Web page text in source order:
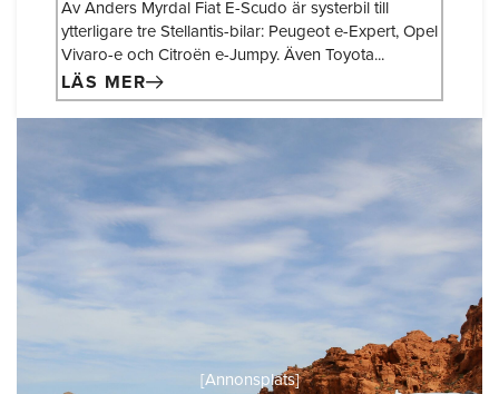
Av Anders Myrdal Fiat E-Scudo är systerbil till
ytterligare tre Stellantis-bilar: Peugeot e-Expert, Opel
Vivaro-e och Citroën e-Jumpy. Även Toyota...
LÄS MER
[Annonsplats]